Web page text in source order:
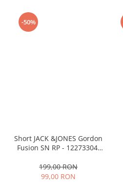
-50%
Short JACK &JONES Gordon
Fusion SN RP - 12273304-
199,00 RON
99,00 RON